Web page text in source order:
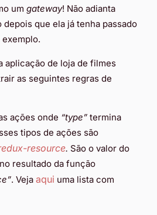
um gateway! Não adianta
depois que ela já tenha passado
exemplo.
aplicação de loja de filmes
as seguintes regras de
ações onde “type” termina
tipos de ações são
resource. São o valor do
no resultado da função
. Veja aqui uma lista com